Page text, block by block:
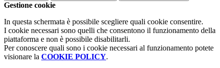
Gestione cookie
In questa schermata è possibile scegliere quali cookie consentire.
I cookie necessari sono quelli che consentono il funzionamento della
piattaforma e non è possibile disabilitarli.
Per conoscere quali sono i cookie necessari al funzionamento potete
visionare la COOKIE POLICY.